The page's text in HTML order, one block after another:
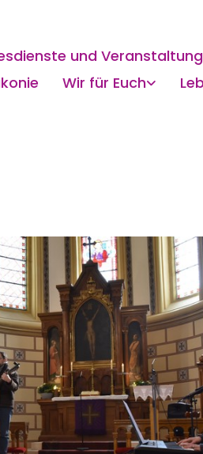
und
Wir für Euch